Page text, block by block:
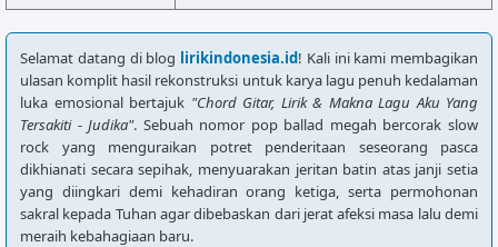
Selamat datang di blog lirikindonesia.id! Kali ini kami membagikan
ulasan komplit hasil rekonstruksi untuk karya lagu penuh kedalaman
luka emosional bertajuk "Chord Gitar, Lirik & Makna Lagu Aku Yang
Tersakiti - Judika". Sebuah nomor pop ballad megah bercorak slow
rock yang menguraikan potret penderitaan seseorang pasca
dikhianati secara sepihak, menyuarakan jeritan batin atas janji setia
yang diingkari demi kehadiran orang ketiga, serta permohonan
sakral kepada Tuhan agar dibebaskan dari jerat afeksi masa lalu demi
meraih kebahagiaan baru.